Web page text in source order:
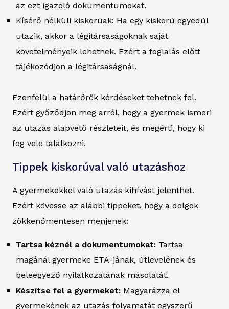
az ezt igazoló dokumentumokat.
Kísérő nélküli kiskorúak: Ha egy kiskorú egyedül
utazik, akkor a légitársaságoknak saját
követelményeik lehetnek. Ezért a foglalás előtt
tájékozódjon a légitársaságnál.
Ezenfelül a határőrök kérdéseket tehetnek fel.
Ezért győződjön meg arról, hogy a gyermek ismeri
az utazás alapvető részleteit, és megérti, hogy ki
fog vele találkozni.
Tippek kiskorúval való utazáshoz
A gyermekekkel való utazás kihívást jelenthet.
Ezért kövesse az alábbi tippeket, hogy a dolgok
zökkenőmentesen menjenek:
Tartsa kéznél a dokumentumokat: Tartsa
magánál gyermeke ETA-jának, útlevelének és
beleegyező nyilatkozatának másolatát.
Készítse fel a gyermeket: Magyarázza el
gyermekének az utazás folyamatát egyszerű